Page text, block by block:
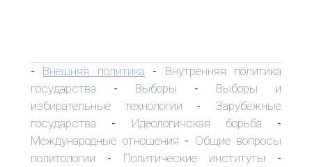
- Внешняя политика - Внутренняя политика
государства - Выборы - Выборы и
избирательные технологии - Зарубежные
государства - Идеологичская борьба -
Международные отношения - Общие вопросы
политологии - Политические институты -